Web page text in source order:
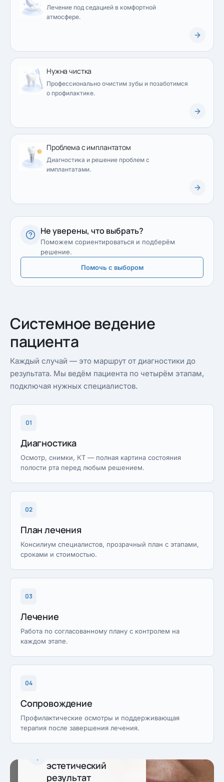
Лечение под седацией в комфортной
атмосфере.
Нужна чистка
Профессионально очистим зубы и позаботимся
о профилактике.
Проблема с имплантатом
Диагностика и решение проблем с
имплантатами.
Не уверены, что выбрать?
Поможем сориентироваться и подберём
решение.
Помочь с выбором
Системное ведение
пациента
Каждый случай — это маршрут от диагностики до
результата. Мы ведём пациента по четырём этапам,
подключая нужных специалистов.
01
Диагностика
Осмотр, снимки, КТ — полная картина состояния
полости рта перед любым решением.
02
План лечения
Консилиум специалистов, прозрачный план с этапами,
сроками и стоимостью.
03
Лечение
Работа по согласованному плану с контролем на
каждом этапе.
04
Сопровождение
Профилактические осмотры и поддерживающая
терапия после завершения лечения.
эстетический
результат